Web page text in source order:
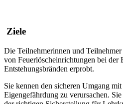
Ziele
Die Teilnehmerinnen und
von Feuerlöscheinrichtungen bei der
Entstehungsbränden erprobt.
Sie kennen den sicheren Umgang
Eigengefährdung zu verursachen.